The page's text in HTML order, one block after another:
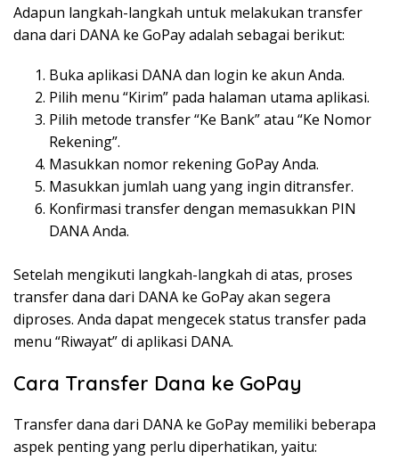
Adapun langkah-langkah untuk melakukan transfer
dana dari DANA ke GoPay adalah sebagai berikut:
Buka aplikasi DANA dan login ke akun Anda.
Pilih menu “Kirim” pada halaman utama aplikasi.
Pilih metode transfer “Ke Bank” atau “Ke Nomor
Rekening”.
Masukkan nomor rekening GoPay Anda.
Masukkan jumlah uang yang ingin ditransfer.
Konfirmasi transfer dengan memasukkan PIN
DANA Anda.
Setelah mengikuti langkah-langkah di atas, proses
transfer dana dari DANA ke GoPay akan segera
diproses. Anda dapat mengecek status transfer pada
menu “Riwayat” di aplikasi DANA.
Cara Transfer Dana ke GoPay
Transfer dana dari DANA ke GoPay memiliki beberapa
aspek penting yang perlu diperhatikan, yaitu: